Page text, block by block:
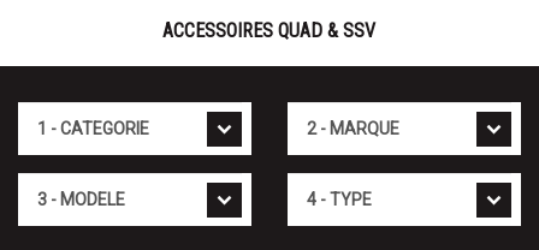
ACCESSOIRES QUAD & SSV